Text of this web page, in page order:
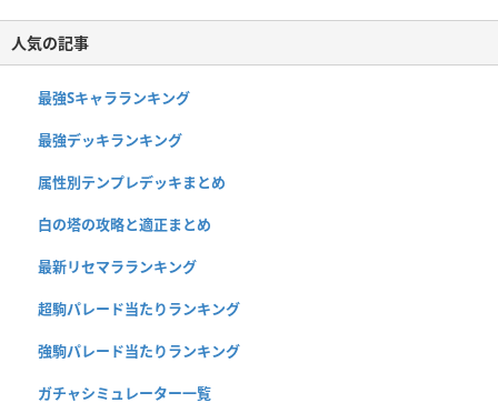
人気の記事
最強Sキャラランキング
最強デッキランキング
属性別テンプレデッキまとめ
白の塔の攻略と適正まとめ
最新リセマラランキング
超駒パレード当たりランキング
強駒パレード当たりランキング
ガチャシミュレーター一覧